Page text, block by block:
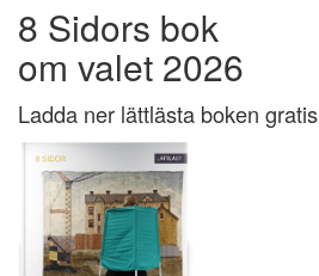
8 Sidors bok
om valet 2026
Ladda ner lättlästa boken gratis